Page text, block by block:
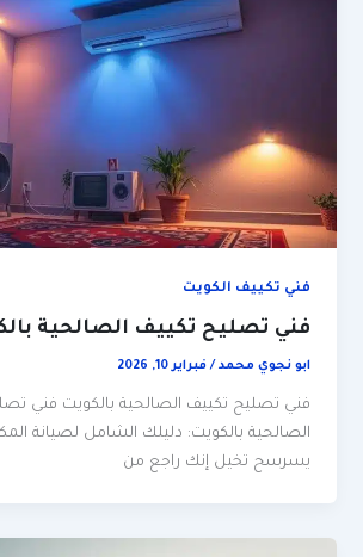
فني تكييف الكويت
فني تصليح تكييف الصالحية
ابو نجوي محمد/فبراير 10, 2026
فني تصليح تكييف الصالحية بالكويت فني
الصالحية بالكويت: دليلك الشامل لصيانة
يسرسح تخيل إنك راجع من